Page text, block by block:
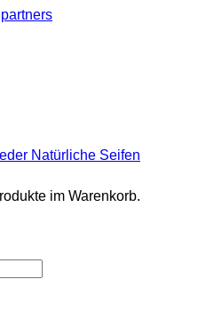
im Warenkorb.
Natürliche Seifen